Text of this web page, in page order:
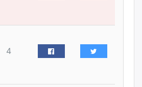
уржигдар
Орон сууц, нийтийн аж ахуй,
авто зам, тохижилт
холбоотой ГОМДОЛ их байгааг
4